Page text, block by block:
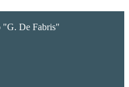
"G. De Fabris"